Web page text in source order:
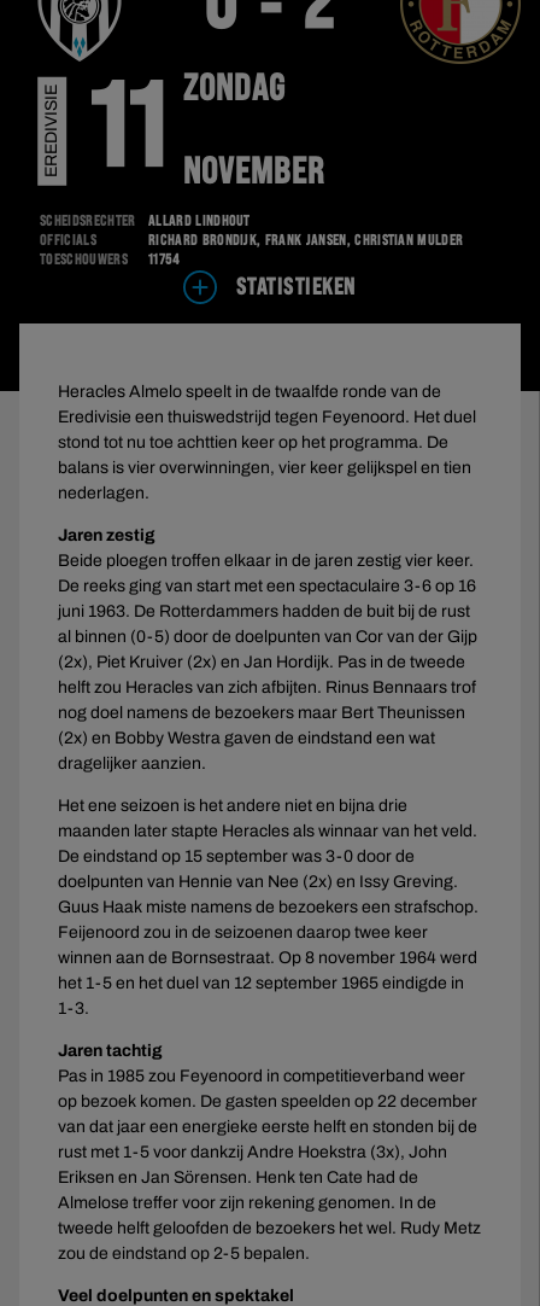
EREDIVISIE 11 ZONDAG
NOVEMBER
Scheidsrechter
Allard Lindhout
Officials
Richard Brondijk, Frank Jansen, Christian Mulder
Toeschouwers
11754
STATISTIEKEN
Heracles Almelo speelt in de twaalfde ronde van de
Eredivisie een thuiswedstrijd tegen Feyenoord. Het duel
stond tot nu toe achttien keer op het programma. De
balans is vier overwinningen, vier keer gelijkspel en tien
nederlagen.
Jaren zestig
Beide ploegen troffen elkaar in de jaren zestig vier keer.
De reeks ging van start met een spectaculaire 3-6 op 16
juni 1963. De Rotterdammers hadden de buit bij de rust
al binnen (0-5) door de doelpunten van Cor van der Gijp
(2x), Piet Kruiver (2x) en Jan Hordijk. Pas in de tweede
helft zou Heracles van zich afbijten. Rinus Bennaars trof
nog doel namens de bezoekers maar Bert Theunissen
(2x) en Bobby Westra gaven de eindstand een wat
dragelijker aanzien.
Het ene seizoen is het andere niet en bijna drie
maanden later stapte Heracles als winnaar van het veld.
De eindstand op 15 september was 3-0 door de
doelpunten van Hennie van Nee (2x) en Issy Greving.
Guus Haak miste namens de bezoekers een strafschop.
Feijenoord zou in de seizoenen daarop twee keer
winnen aan de Bornsestraat. Op 8 november 1964 werd
het 1-5 en het duel van 12 september 1965 eindigde in
1-3.
Jaren tachtig
Pas in 1985 zou Feyenoord in competitieverband weer
op bezoek komen. De gasten speelden op 22 december
van dat jaar een energieke eerste helft en stonden bij de
rust met 1-5 voor dankzij Andre Hoekstra (3x), John
Eriksen en Jan Sörensen. Henk ten Cate had de
Almelose treffer voor zijn rekening genomen. In de
tweede helft geloofden de bezoekers het wel. Rudy Metz
zou de eindstand op 2-5 bepalen.
Veel doelpunten en spektakel